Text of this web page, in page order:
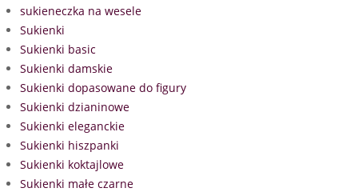
sukieneczka na wesele
Sukienki
Sukienki basic
Sukienki damskie
Sukienki dopasowane do figury
Sukienki dzianinowe
Sukienki eleganckie
Sukienki hiszpanki
Sukienki koktajlowe
Sukienki małe czarne